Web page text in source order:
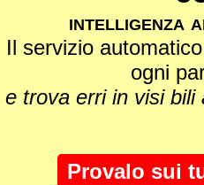
intelligenza
Il servizio
ogni
e trova erri in visi
Provalo sui